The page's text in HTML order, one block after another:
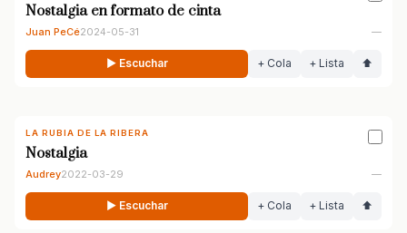
Nostalgia en formato de cinta
Juan PeCé2024-05-31 —
▶ Escuchar + Cola + Lista ⬆
LA RUBIA DE LA RIBERA
Nostalgia
Audrey2022-03-29 —
▶ Escuchar + Cola + Lista ⬆